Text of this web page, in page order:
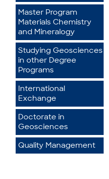
Master Program
Materials Chemistry
and Mineralogy
Studying Geosciences
in other Degree
Programs
International
Exchange
Doctorate in
Geosciences
Quality Management